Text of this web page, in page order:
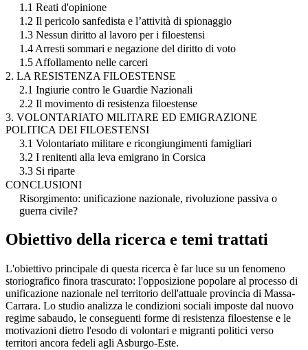
1.1 Reati d'opinione
1.2 Il pericolo sanfedista e l’attività di spionaggio
1.3 Nessun diritto al lavoro per i filoestensi
1.4 Arresti sommari e negazione del diritto di voto
1.5 Affollamento nelle carceri
2. LA RESISTENZA FILOESTENSE
2.1 Ingiurie contro le Guardie Nazionali
2.2 Il movimento di resistenza filoestense
3. VOLONTARIATO MILITARE ED EMIGRAZIONE
POLITICA DEI FILOESTENSI
3.1 Volontariato militare e ricongiungimenti famigliari
3.2 I renitenti alla leva emigrano in Corsica
3.3 Si riparte
CONCLUSIONI
Risorgimento: unificazione nazionale, rivoluzione passiva o
guerra civile?
Obiettivo della ricerca e temi trattati
L'obiettivo principale di questa ricerca è far luce su un fenomeno
storiografico finora trascurato: l'opposizione popolare al processo di
unificazione nazionale nel territorio dell'attuale provincia di Massa-
Carrara. Lo studio analizza le condizioni sociali imposte dal nuovo
regime sabaudo, le conseguenti forme di resistenza filoestense e le
motivazioni dietro l'esodo di volontari e migranti politici verso
territori ancora fedeli agli Asburgo-Este.